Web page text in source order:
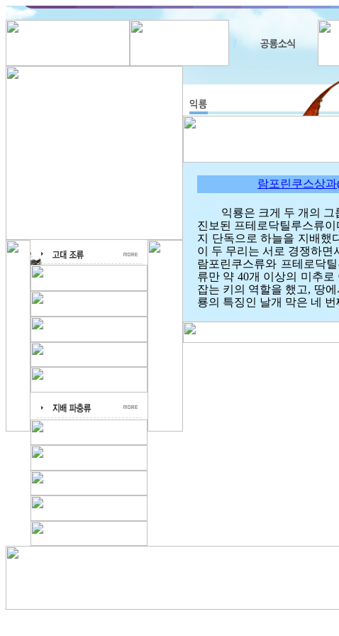
람포린쿠스상과
익룡은 크게 두 개의
진보된 프테로닥틸루스류
지 단독으로 하늘을 지배했
이 두 무리는 서로 경쟁하면
람포린쿠스류와 프테로닥
류만 약 40개 이상의 미추
잡는 키의 역할을 했고, 땅
룡의 특징인 날개 막은 네